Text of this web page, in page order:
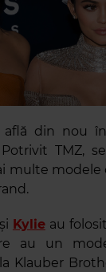
află din nou
TMZ,
multe modele
și Kylieau
au un
Klauber